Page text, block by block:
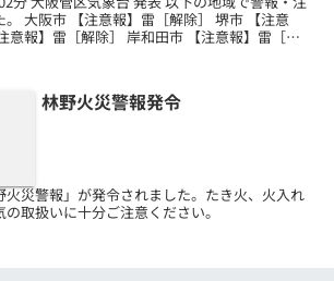
大阪市 【注意報】雷［解除］ 堺市 【注意
意報】雷［解除］ 岸和田市 【注意報】雷［解
林野火災警報発令
災警報」が発令されました。たき火、火入れ
取扱いに十分ご注意ください。